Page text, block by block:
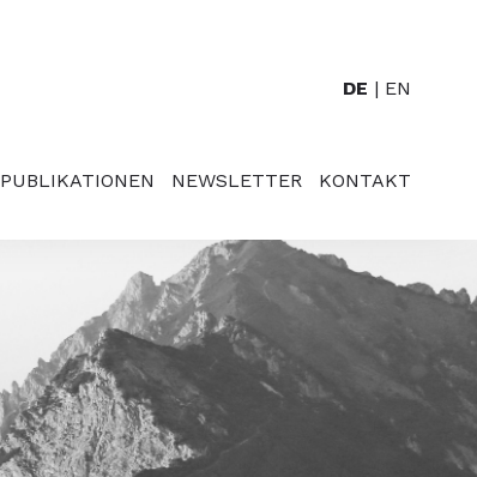
PUBLIKATIONEN NEWSLETTER KONTAKT
DE EN